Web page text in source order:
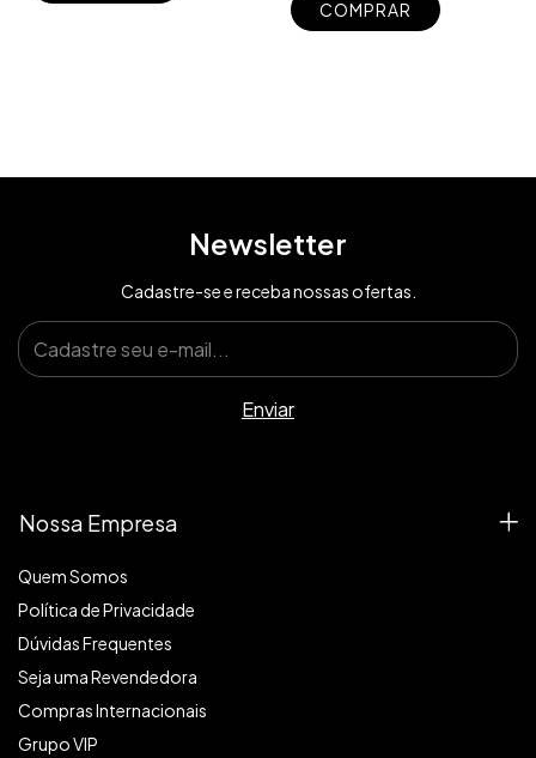
COMPRAR
Newsletter
Cadastre-se e receba nossas ofertas.
Nossa Empresa
Quem Somos
Política de Privacidade
Dúvidas Frequentes
Seja uma Revendedora
Compras Internacionais
Grupo VIP